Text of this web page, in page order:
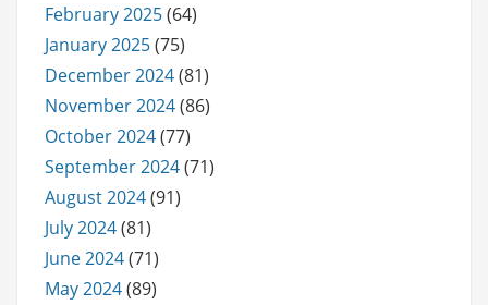
February 2025(64)
January 2025(75)
December 2024(81)
November 2024(86)
October 2024(77)
September 2024(71)
August 2024(91)
July 2024(81)
June 2024(71)
May 2024(89)